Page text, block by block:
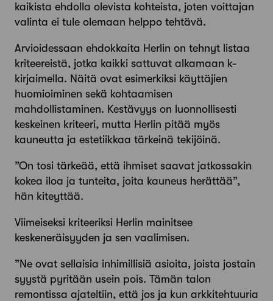
kaikista ehdolla olevista kohteista, joten voittajan
valinta ei tule olemaan helppo tehtävä.
Arvioidessaan ehdokkaita Herlin on tehnyt listaa
kriteereistä, jotka kaikki sattuvat alkamaan k-
kirjaimella. Näitä ovat esimerkiksi käyttäjien
huomioi­minen sekä kohtaamisen
mahdollistaminen. Kestävyys on luonnollisesti
keskeinen kriteeri, mutta Herlin pitää myös
kauneutta ja estetiikkaa tärkeinä tekijöinä.
”On tosi tärkeää, että ihmiset saavat jatkossakin
kokea iloa ja tunteita, joita kauneus herättää”,
hän kiteyttää.
Viimeiseksi kriteeriksi Herlin mainitsee
keskeneräisyyden ja sen vaalimisen.
”Ne ovat sellaisia inhimillisiä asioita, joista jostain
syystä pyritään usein pois. Tämän talon
remontissa ajateltiin, että jos ja kun arkkitehtuuria